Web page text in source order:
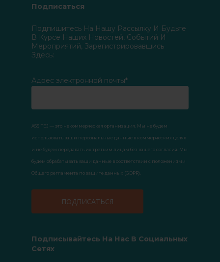
Подписаться
Подпишитесь На Нашу Рассылку И Будьте
В Курсе Наших Новостей, Событий И
Мероприятий, Зарегистрировавшись
Здесь:
Адрес электронной почты*
ASSITEJ — это некоммерческая организация. Мы не будем
использовать ваши персональные данные в коммерческих целях
и не будем передавать их третьим лицам без вашего согласия. Мы
будем обрабатывать ваши данные в соответствии с положениями
Общего регламента по защите данных (GDPR).
Подписывайтесь На Нас В Социальных
Сетях